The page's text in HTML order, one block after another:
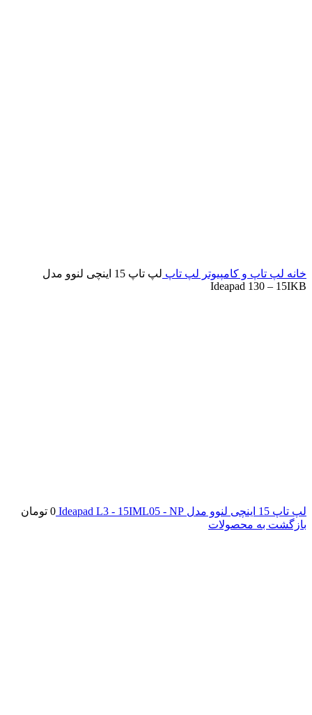
خانه لپ تاپ و کامپیوتر لپ تاپ
لپ تاپ 15 اینچی لنوو مدل
Ideapad 130 – 15IKB
لپ تاپ 15 اینچی لنوو مدل Ideapad L3 - 15IML05 - NP 0 تومان
بازگشت به محصولات